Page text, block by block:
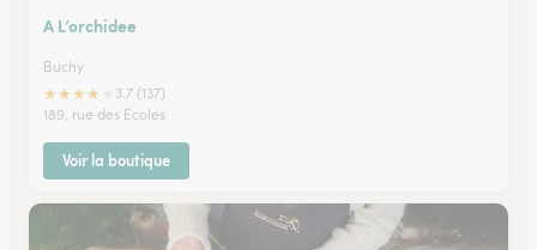
A L’orchidee
Buchy
★★★★
3.7 (137)
189, rue des Ecoles
Voir la boutique